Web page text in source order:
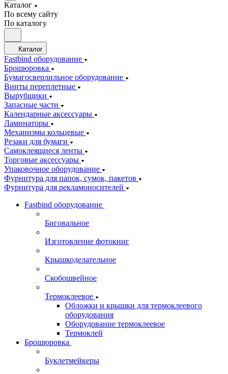
Каталог
По всему сайту
По каталогу
Каталог
Fastbind оборудование
Брошюровка
Бумагосверлильное оборудование
Винты переплетные
Вырубщики
Запасные части
Календарные аксессуары
Ламинаторы
Механизмы кольцевые
Резаки для бумаги
Самоклеящиеся ленты
Торговые аксессуары
Упаковочное оборудование
Фурнитура для папок, сумок, пакетов
Фурнитура для рекламоносителей
Fastbind оборудование
Биговальное
Изготовление фотокниг
Крышкоделательное
Скобошвейное
Термоклеевое
Обложки и крышки для термоклеевого
оборудования
Оборудование термоклеевое
Термоклей
Брошюровка
Буклетмейкеры